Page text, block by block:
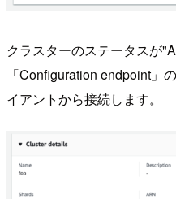
クラスターのステータスが
「Configuration endpoint」
イアントから接続します。